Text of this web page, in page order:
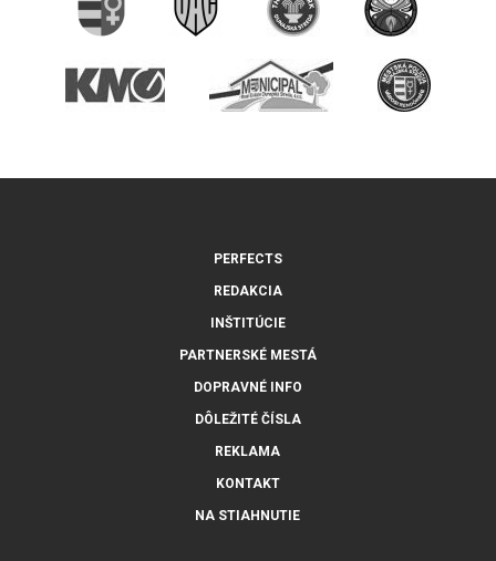
PERFECTS
REDAKCIA
INŠTITÚCIE
PARTNERSKÉ MESTÁ
DOPRAVNÉ INFO
DÔLEŽITÉ ČÍSLA
REKLAMA
KONTAKT
NA STIAHNUTIE